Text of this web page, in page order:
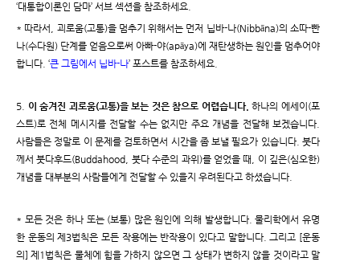
‘대통합이론인 담마’ 서브 섹션을 참조하세요.
* 따라서, 괴로움(고통)을 멈추기 위해서는 먼저 닙바-나(Nibbāna)의 소따-빤
나(수다원) 단계를 얻음으로써 아빠-야(apāya)에 재탄생하는 원인을 멈추어야
합니다. ‘큰 그림에서 닙바-나’ 포스트를 참조하세요.
5. 이 숨겨진 괴로움(고통)을 보는 것은 참으로 어렵습니다. 하나의 에세이(포
스트)로 전체 메시지를 전달할 수는 없지만 주요 개념을 전달해 보겠습니다.
사람들은 정말로 이 문제를 검토하면서 시간을 좀 보낼 필요가 있습니다. 붓다
께서 붓다후드(Buddahood, 붓다 수준의 과위)를 얻었을 때, 이 깊은(심오한)
개념을 대부분의 사람들에게 전달할 수 있을지 우려된다고 하셨습니다.
* 모든 것은 하나 또는 (보통) 많은 원인에 의해 발생합니다. 물리학에서 유명
한 운동의 제3법칙은 모든 작용에는 반작용이 있다고 말합니다. 그리고 [운동
의] 제1법칙은 물체에 힘을 가하지 않으면 그 상태가 변하지 않을 것이라고 말